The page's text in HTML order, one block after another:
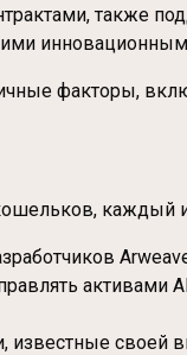
также
факторы,
каждый
активами
известные своей